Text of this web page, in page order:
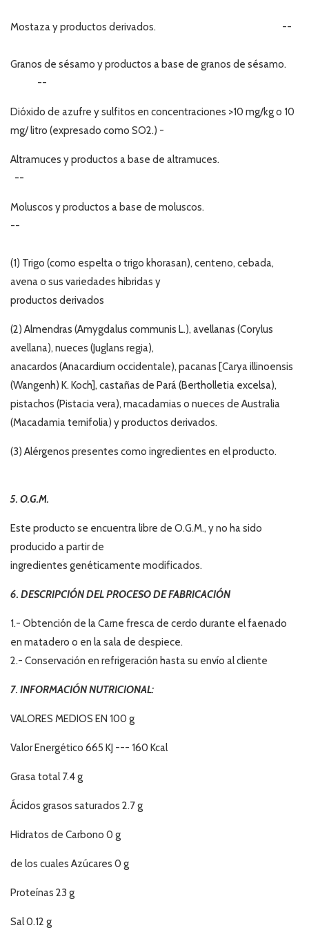
Mostaza y productos derivados. --
Granos de sésamo y productos a base de granos de sésamo.
--
Dióxido de azufre y sulfitos en concentraciones >10 mg/kg o 10
mg/ litro (expresado como SO2.) -
Altramuces y productos a base de altramuces.
--
Moluscos y productos a base de moluscos.
--
(1) Trigo (como espelta o trigo khorasan), centeno, cebada,
avena o sus variedades hibridas y
productos derivados
(2) Almendras (Amygdalus communis L.), avellanas (Corylus
avellana), nueces (Juglans regia),
anacardos (Anacardium occidentale), pacanas [Carya illinoensis
(Wangenh) K. Koch], castañas de Pará (Bertholletia excelsa),
pistachos (Pistacia vera), macadamias o nueces de Australia
(Macadamia ternifolia) y productos derivados.
(3) Alérgenos presentes como ingredientes en el producto.
5. O.G.M.
Este producto se encuentra libre de O.G.M., y no ha sido
producido a partir de
ingredientes genéticamente modificados.
6. DESCRIPCIÓN DEL PROCESO DE FABRICACIÓN
1.- Obtención de la Carne fresca de cerdo durante el faenado
en matadero o en la sala de despiece.
2.- Conservación en refrigeración hasta su envío al cliente
7. INFORMACIÓN NUTRICIONAL:
VALORES MEDIOS EN 100 g
Valor Energético 665 KJ --- 160 Kcal
Grasa total 7.4 g
Ácidos grasos saturados 2.7 g
Hidratos de Carbono 0 g
de los cuales Azúcares 0 g
Proteínas 23 g
Sal 0.12 g